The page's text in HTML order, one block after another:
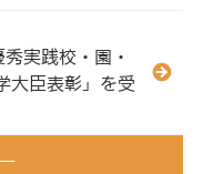
実践校・園・
大臣表彰」を受